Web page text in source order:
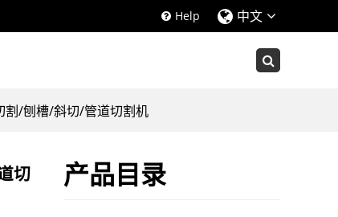
Help 中文
割/刨槽/斜切/管道切割机
切
产品目录